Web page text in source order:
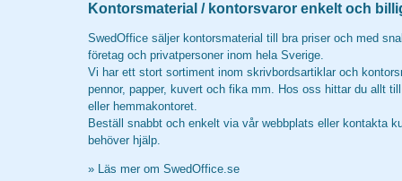
Kontorsmaterial / kontorsvaror enkelt och
SwedOffice säljer kontorsmaterial till bra priser och med
företag och privatpersoner inom hela Sverige.
Vi har ett stort sortiment inom skrivbordsartiklar och
pennor, papper, kuvert och fika mm. Hos oss hittar du allt
eller hemmakontoret.
Beställ snabbt och enkelt via vår webbplats eller kontakta
behöver hjälp.
» Läs mer om SwedOffice.se